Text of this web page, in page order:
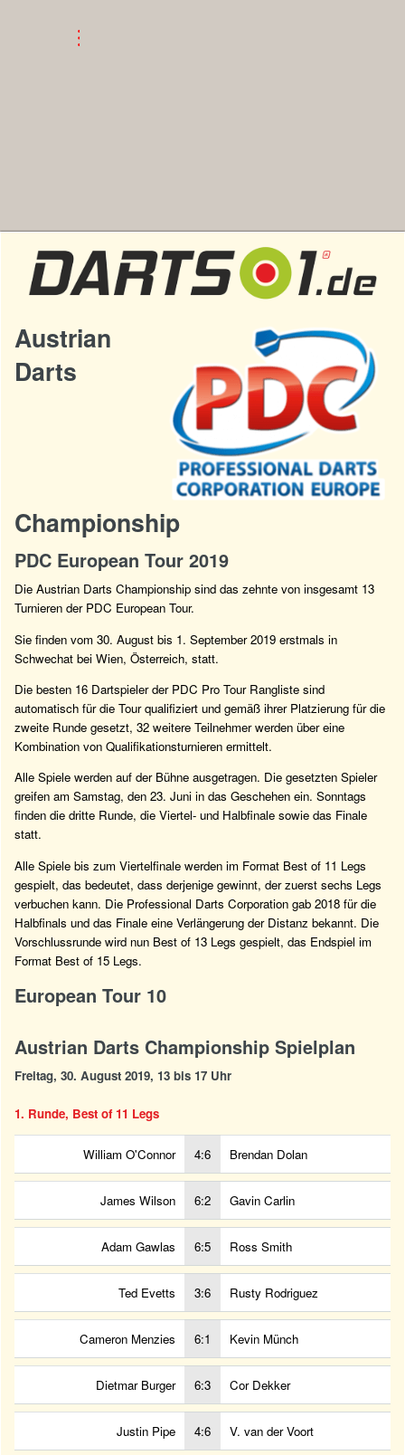
Austrian
Darts
Championship
PDC European Tour 2019
Die Austrian Darts Championship sind das zehnte von insgesamt 13
Turnieren der PDC European Tour.
Sie finden vom 30. August bis 1. September 2019 erstmals in
Schwechat bei Wien, Österreich, statt.
Die besten 16 Dartspieler der PDC Pro Tour Rangliste sind
automatisch für die Tour qualifiziert und gemäß ihrer Platzierung für die
zweite Runde gesetzt, 32 weitere Teilnehmer werden über eine
Kombination von Qualifikationsturnieren ermittelt.
Alle Spiele werden auf der Bühne ausgetragen. Die gesetzten Spieler
greifen am Samstag, den 23. Juni in das Geschehen ein. Sonntags
finden die dritte Runde, die Viertel- und Halbfinale sowie das Finale
statt.
Alle Spiele bis zum Viertelfinale werden im Format Best of 11 Legs
gespielt, das bedeutet, dass derjenige gewinnt, der zuerst sechs Legs
verbuchen kann. Die Professional Darts Corporation gab 2018 für die
Halbfinals und das Finale eine Verlängerung der Distanz bekannt. Die
Vorschlussrunde wird nun Best of 13 Legs gespielt, das Endspiel im
Format Best of 15 Legs.
European Tour 10
Austrian Darts Championship Spielplan
Freitag, 30. August 2019, 13 bis 17 Uhr
1. Runde, Best of 11 Legs
William O'Connor 4:6 Brendan Dolan
James Wilson 6:2 Gavin Carlin
Adam Gawlas 6:5 Ross Smith
Ted Evetts 3:6 Rusty Rodriguez
Cameron Menzies 6:1 Kevin Münch
Dietmar Burger 6:3 Cor Dekker
Justin Pipe 4:6 V. van der Voort